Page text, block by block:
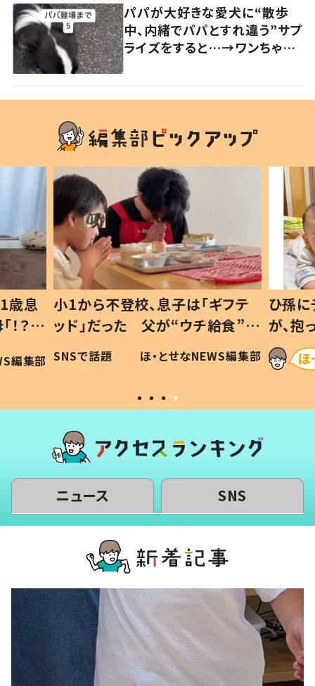
パパが大好きな愛犬に“散歩
中、内緒でパパとすれ違う”サプ
ライズをすると…→ワンちゃん
歳息
？」
編集部
小1から不登校、息子は「ギフテ
ッド」だった 父が“ウチ給食”を
作り続ける理由とは #令和の親
#令和の子
SNSで話題 ほ・とせなNEWS編集部
ひ孫
が、
「涙が
い」
ニュース SNS